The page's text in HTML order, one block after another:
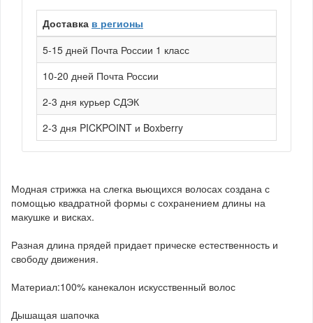
Доставка в регионы
5-15 дней Почта России 1 класс
10-20 дней Почта России
2-3 дня курьер СДЭК
2-3 дня PICKPOINT и Boxberry
Модная стрижка на слегка вьющихся волосах создана с
помощью квадратной формы с сохранением длины на
макушке и висках.
Разная длина прядей придает прическе естественность и
свободу движения.
Материал:100% канекалон искусственный волос
Дышащая шапочка